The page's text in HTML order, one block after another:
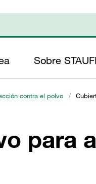
Sobre
contra el polvo /
para